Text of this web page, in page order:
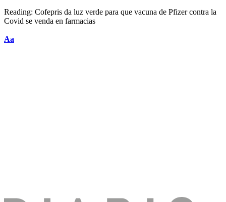
Reading: Cofepris da luz verde para que vacuna de Pfizer contra la
Covid se venda en farmacias
Aa